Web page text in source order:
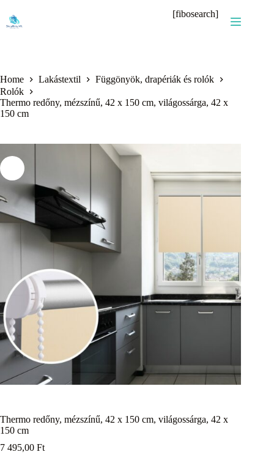
content
[fibosearch]
Home Lakástextil
Függönyök, drapériák és rolók
Rolók
Thermo redőny, mézszínű, 42 x 150 cm, világossárga, 42 x
150 cm
Thermo redőny, mézszínű, 42 x 150 cm, világossárga, 42 x
150 cm
7 495,00 Ft